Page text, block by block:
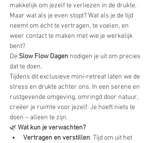
makkelijk om jezelf te verliezen in de drukte.
Maar wat als je even stopt? Wat als je de tijd
neemt om écht te vertragen, te voelen, en
weer contact te maken met wie je werkelijk
bent?
De Slow Flow Dagen nodigen je uit om precies
dat te doen.
Tijdens dit exclusieve mini-retreat laten we de
stress en drukte achter ons. In een serene en
rustgevende omgeving, omringd door natuur,
creëer je ruimte voor jezelf. Je hoeft niets te
doen – alleen te zijn.
🌿 Wat kun je verwachten?
Vertragen en verstillen: Tijd om uit het